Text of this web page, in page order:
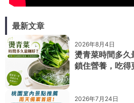
最新文章
2026年8月4日
燙青菜時間多
鎖住營養，吃得
2026年7月24日